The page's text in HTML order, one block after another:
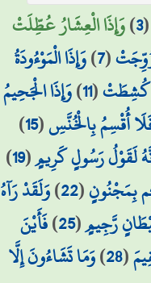
(
3
)وَإِذَا الْعِشَارُ عُطِّلَتْ
(
7
)وَإِذَا الْمَوْءُودَةُ
كُشِطَتْ(
11
)وَإِذَا الْجَحِيمُ
أُقْسِمُ بِالْخُنَّسِ(
15
)
لَقَوْلُ رَسُولٍ كَرِيمٍ(
19
)
بِمَجْنُونٍ(
22
)وَلَقَدْ رَآهُ
رَّجِيمٍ(
25
)فَأَيْنَ
(
28
)وَمَا تَشَاءُونَ إِلَّا